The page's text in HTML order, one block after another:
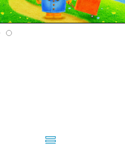
Ne
xt